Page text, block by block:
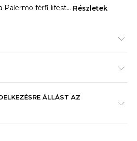
Palermo férfi lifest... Részletek
ÁLLÁST AZ